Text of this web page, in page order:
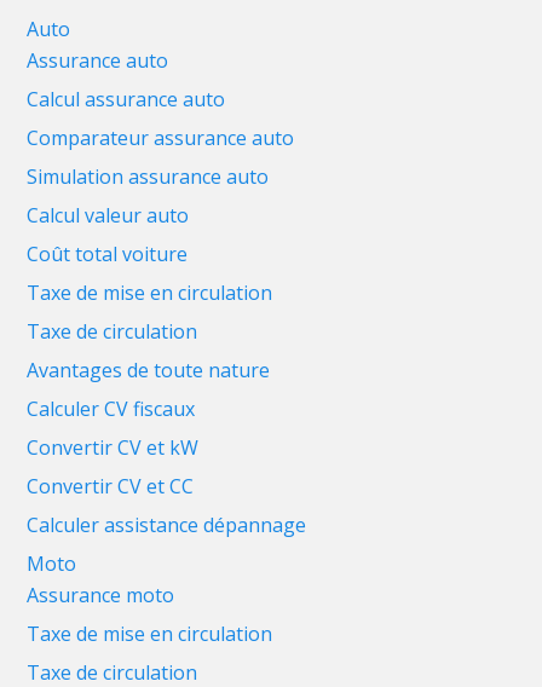
Auto
Assurance auto
Calcul assurance auto
Comparateur assurance auto
Simulation assurance auto
Calcul valeur auto
Coût total voiture
Taxe de mise en circulation
Taxe de circulation
Avantages de toute nature
Calculer CV fiscaux
Convertir CV et kW
Convertir CV et CC
Calculer assistance dépannage
Moto
Assurance moto
Taxe de mise en circulation
Taxe de circulation